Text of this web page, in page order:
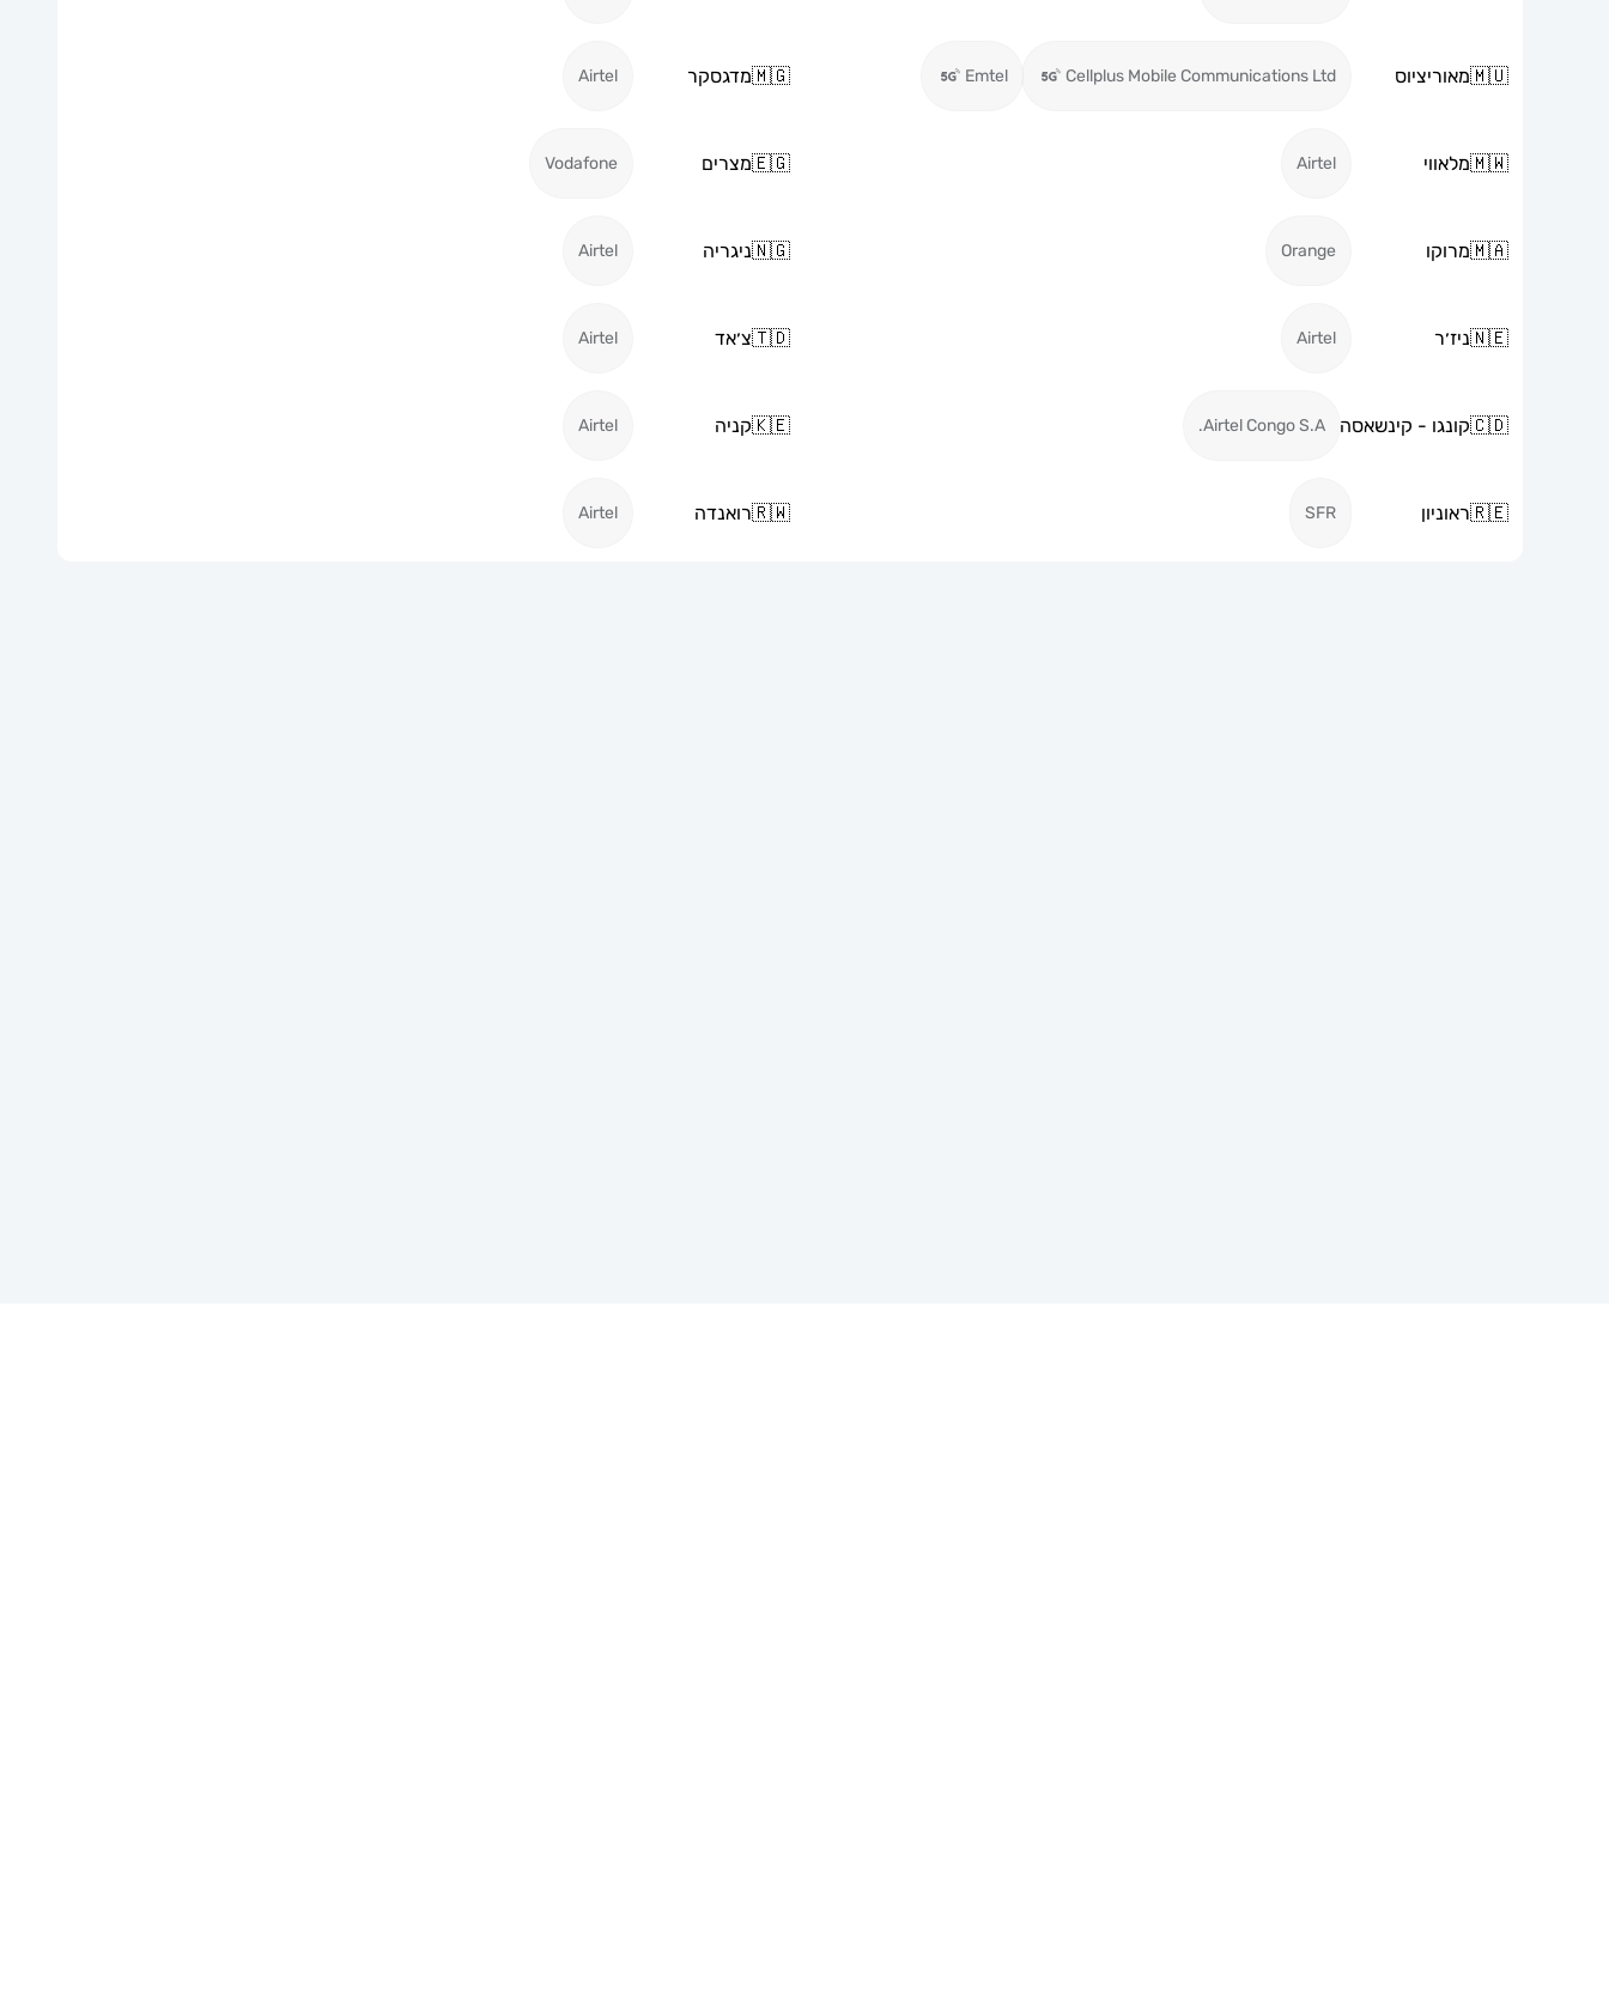
🇲🇺מאוריציוס Cellplus Mobile Communications Ltd
Emtel
🇲🇬מדגסקר Airtel
🇲🇼מלאווי Airtel
🇪🇬מצרים Vodafone
🇲🇦מרוקו Orange
🇳🇬ניגריה Airtel
🇳🇪ניז׳ר Airtel
🇹🇩צ׳אד Airtel
🇨🇩קונגו - קינשאסה Airtel Congo S.A.
🇰🇪קניה Airtel
🇷🇪ראוניון SFR
🇷🇼רואנדה Airtel